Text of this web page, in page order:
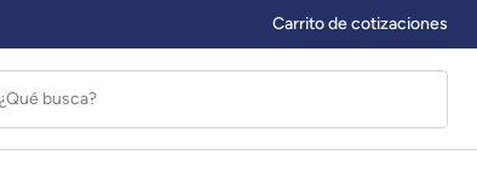
Carrito de cotizaciones